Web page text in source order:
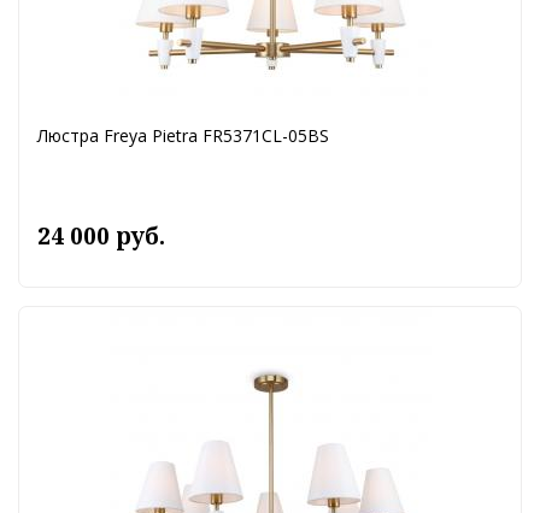
Люстра Freya Pietra FR5371CL-05BS
24 000 руб.